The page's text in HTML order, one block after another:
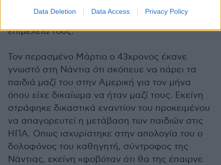
Data Deletion Data Access Privacy Policy
την πλευρά του πατέρα τους αναμένεται να
καταθέσουν αίτημα για να αναλάβουν την
επιμέλειά τους.
Τον περασμένο Μάρτιο ο 43χρονος έκανε
γνωστό στη Νάντια ότι σκόπευε να πάρει τα
παιδιά μαζί του στην Αμερική για τον μήνα
όπου είχε δικαίωμα να ήταν μαζί τους. Εκείνη
στράφηκε δικαστικά εναντίον του προκειμένου
να απαγορευτεί η μετάβαση των παιδιών στις
ΗΠΑ. Οπως ισχυρίστηκε στην απολογία του ο
δολοφόνος του καθηγητή, σύντροφος της
Νάντιας, εκείνη «φοβόταν ότι θα της έπαιρνε